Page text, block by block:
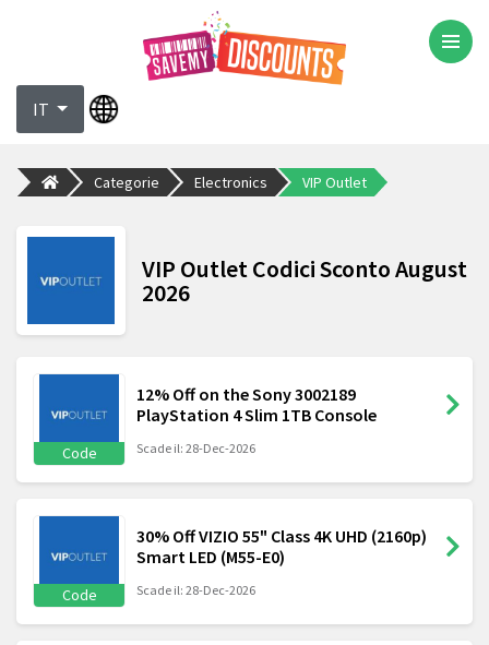
IT
Categorie Electronics VIP Outlet
VIP Outlet Codici Sconto August
2026
Code
12% Off on the Sony 3002189
PlayStation 4 Slim 1TB Console
Scade il: 28-Dec-2026
Code
30% Off VIZIO 55" Class 4K UHD (2160p)
Smart LED (M55-E0)
Scade il: 28-Dec-2026